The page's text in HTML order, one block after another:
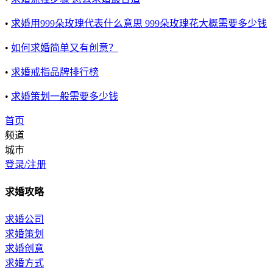
• 求婚用999朵玫瑰代表什么意思 999朵玫瑰花大概需要多少钱
• 如何求婚简单又有创意？
• 求婚戒指品牌排行榜
• 求婚策划一般需要多少钱
首页
频道
城市
登录/注册
求婚攻略
求婚公司
求婚策划
求婚创意
求婚方式